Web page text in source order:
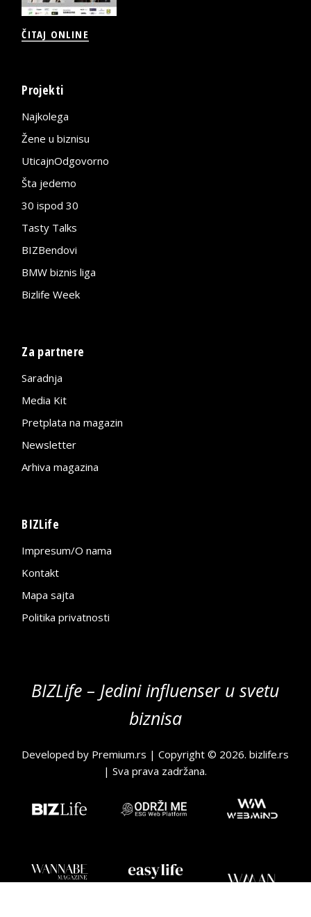
ČITAJ ONLINE
Projekti
Najkolega
Žene u biznisu
UticajnOdgovorno
Šta jedemo
30 ispod 30
Tasty Talks
BIZBendovi
BMW biznis liga
Bizlife Week
Za partnere
Saradnja
Media Kit
Pretplata na magazin
Newsletter
Arhiva magazina
BIZLife
Impresum/O nama
Kontakt
Mapa sajta
Politika privatnosti
BIZLife – Jedini influenser u svetu
biznisa
Developed by Premium.rs | Copyright © 2026.bizlife.rs
| Sva prava zadržana.